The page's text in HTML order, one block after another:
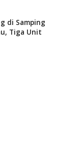
di Samping
Tiga Unit